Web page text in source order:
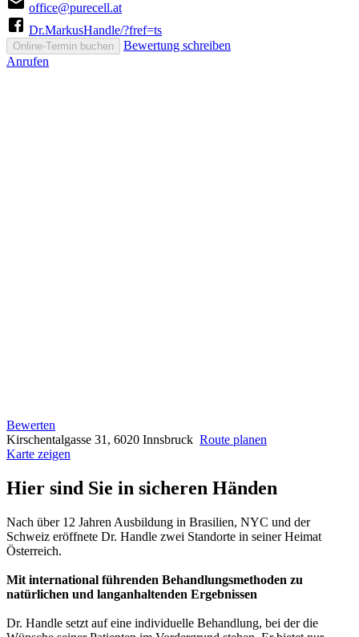
office@purecell.at
Dr.MarkusHandle/?fref=ts
Online-Termin buchen
Bewertung schreiben
Anrufen
Bewerten
Kirschentalgasse 31, 6020 Innsbruck Route planen
Karte zeigen
Hier sind Sie in sicheren Händen
Nach über 12 Jahren Ausbildung in Brasilien, NYC und der
Schweiz eröffnete Dr. Handle zwei Standorte in seiner Heimat
Österreich.
Mit international führenden Behandlungsmethoden zu
natürlichen und langanhaltenden Ergebnissen
Dr. Handle setzt auf eine individuelle Behandlung, bei der die